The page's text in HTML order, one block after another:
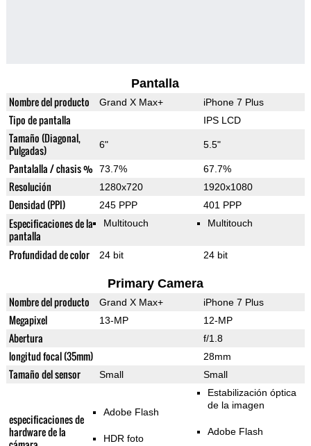
Pantalla
Nombre del producto Grand X Max+ iPhone 7 Plus
Tipo de pantalla IPS LCD
Tamaño (Diagonal,
Pulgadas)
6" 5.5"
Pantalalla / chasis % 73.7% 67.7%
Resolución 1280x720 1920x1080
Densidad (PPI) 245 PPP 401 PPP
Especificaciones de la
pantalla
Multitouch Multitouch
Profundidad de color 24 bit 24 bit
Primary Camera
Nombre del producto Grand X Max+ iPhone 7 Plus
Megapixel 13-MP 12-MP
Abertura f/1.8
longitud focal (35mm) 28mm
Tamaño del sensor Small Small
especificaciones de
hardware de la
Adobe Flash
HDR foto
Estabilización óptica
de la imagen
Adobe Flash